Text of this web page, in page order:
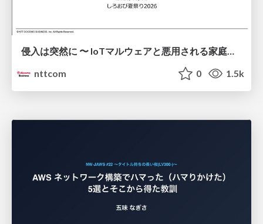
侵入は突然に 〜 IoTマルウェアと悪用される家庭の機器 ～ / When Intrusion Strikes: IoT Malware and the Abuse of Home Devices
nttcom
0 1.5k